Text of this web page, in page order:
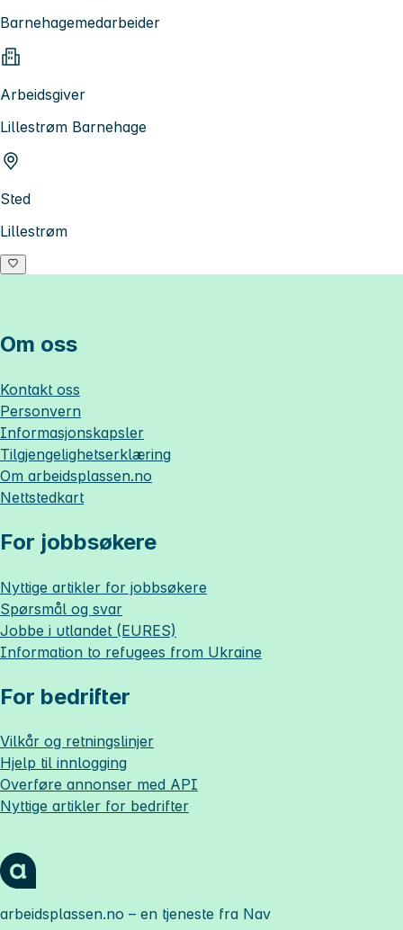
Barnehagemedarbeider
Arbeidsgiver
Lillestrøm Barnehage
Sted
Lillestrøm
Om oss
Kontakt oss
Personvern
Informasjonskapsler
Tilgjengelighetserklæring
Om arbeidsplassen.no
Nettstedkart
For jobbsøkere
Nyttige artikler for jobbsøkere
Spørsmål og svar
Jobbe i utlandet (EURES)
Information to refugees from Ukraine
For bedrifter
Vilkår og retningslinjer
Hjelp til innlogging
Overføre annonser med API
Nyttige artikler for bedrifter
arbeidsplassen.no – en tjeneste fra Nav